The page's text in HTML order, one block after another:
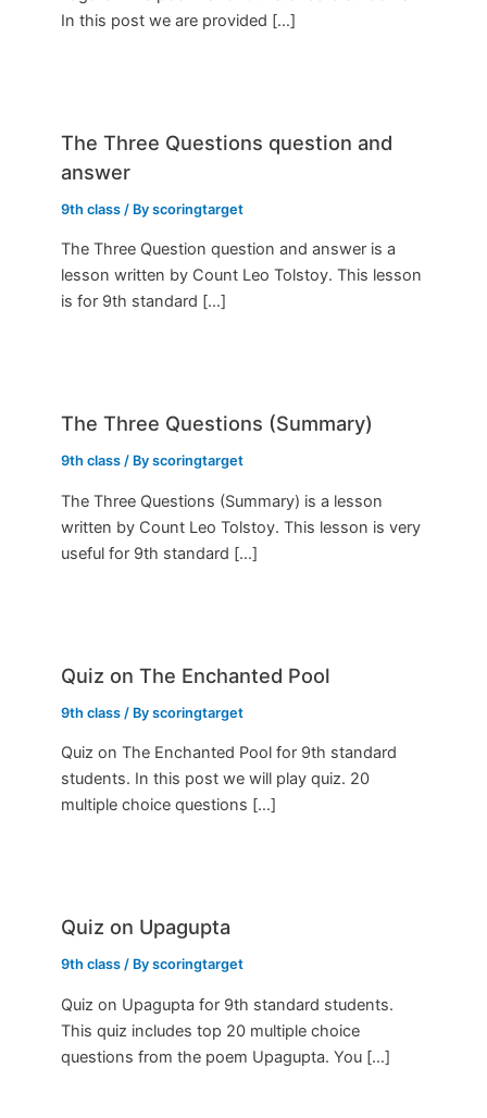
In this post we are provided […]
The Three Questions question and
answer
9th class / Byscoringtarget
The Three Question question and answer is a
lesson written by Count Leo Tolstoy. This lesson
is for 9th standard […]
The Three Questions (Summary)
9th class / Byscoringtarget
The Three Questions (Summary) is a lesson
written by Count Leo Tolstoy. This lesson is very
useful for 9th standard […]
Quiz on The Enchanted Pool
9th class / Byscoringtarget
Quiz on The Enchanted Pool for 9th standard
students. In this post we will play quiz. 20
multiple choice questions […]
Quiz on Upagupta
9th class / Byscoringtarget
Quiz on Upagupta for 9th standard students.
This quiz includes top 20 multiple choice
questions from the poem Upagupta. You […]